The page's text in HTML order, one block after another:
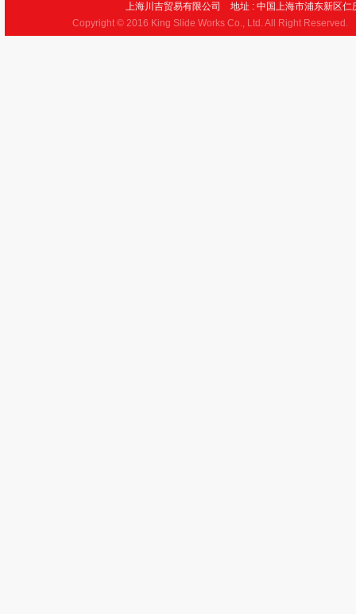
上海川吉贸易有限公司
地址 : 中国上海市浦东新区
Copyright © 2016 King Slide Works Co., Ltd. All Right